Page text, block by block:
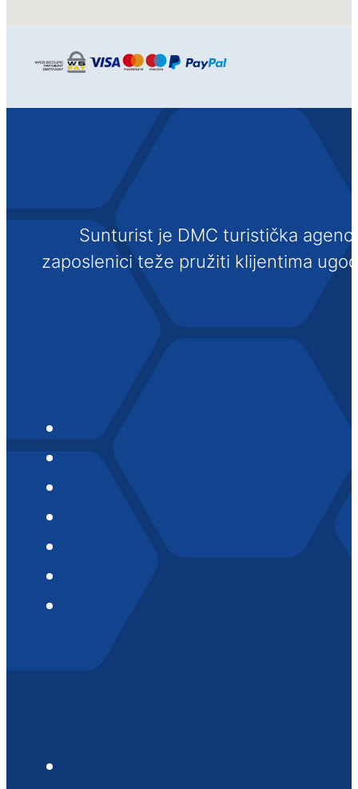
Sunturist je DMC turistička
zaposlenici teže pružiti klijentima